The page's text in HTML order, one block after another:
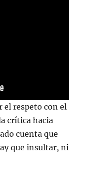
el respeto con el
crítica hacia
cuenta que
que insultar, ni